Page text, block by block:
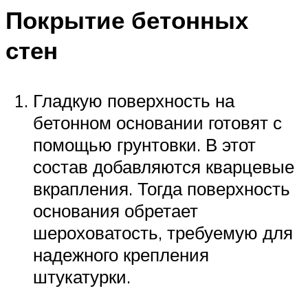
Покрытие бетонных
стен
Гладкую поверхность на
бетонном основании готовят с
помощью грунтовки. В этот
состав добавляются кварцевые
вкрапления. Тогда поверхность
основания обретает
шероховатость, требуемую для
надежного крепления
штукатурки.